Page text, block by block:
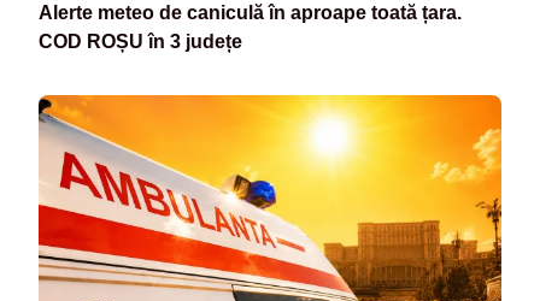
Alerte meteo de caniculă în aproape toată țara.
COD ROȘU în 3 județe